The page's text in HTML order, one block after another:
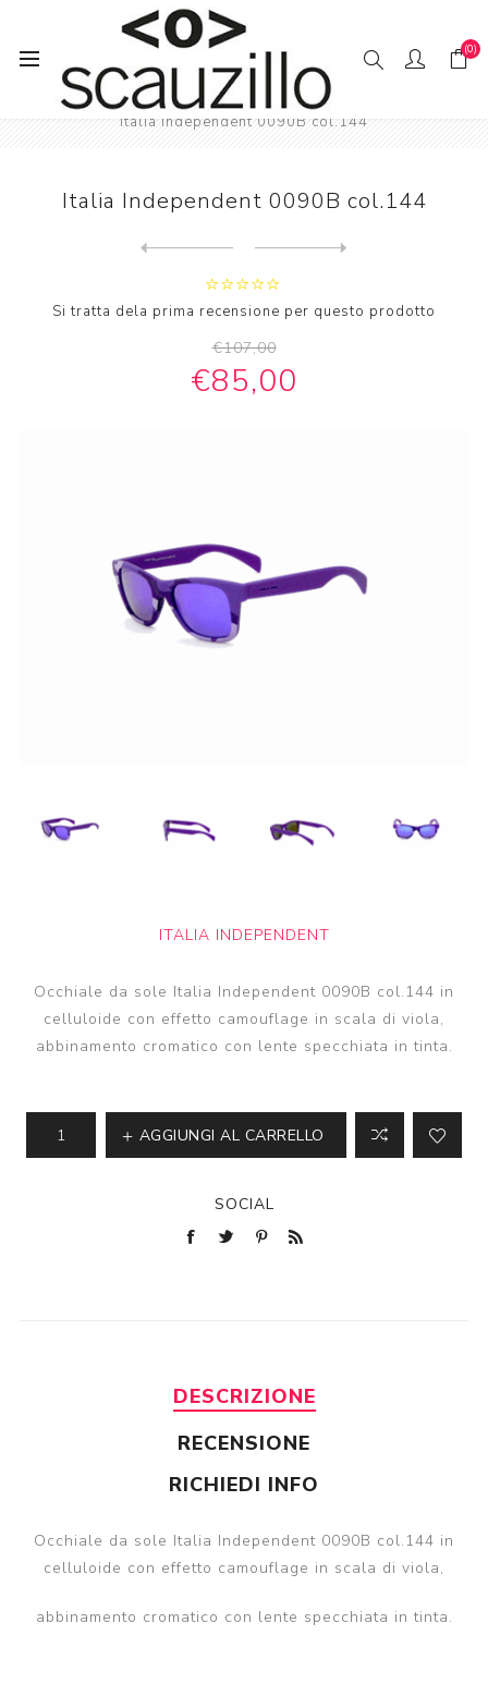
(0)
Pagina iniziale SO // LE
Donna occhiali da sole
Italia Independent 0090B col.144
Italia Independent 0090B col.144
Si tratta dela prima recensione per questo prodotto
€107,00
€85,00
ITALIA INDEPENDENT
Occhiale da sole Italia Independent 0090B col.144 in
celluloide con effetto camouflage in scala di viola,
abbinamento cromatico con lente specchiata in tinta.
AGGIUNGI AL CARRELLO
SOCIAL
DESCRIZIONE
RECENSIONE
RICHIEDI INFO
Occhiale da sole Italia Independent 0090B col.144 in
celluloide con effetto camouflage in scala di viola,
abbinamento cromatico con lente specchiata in tinta.